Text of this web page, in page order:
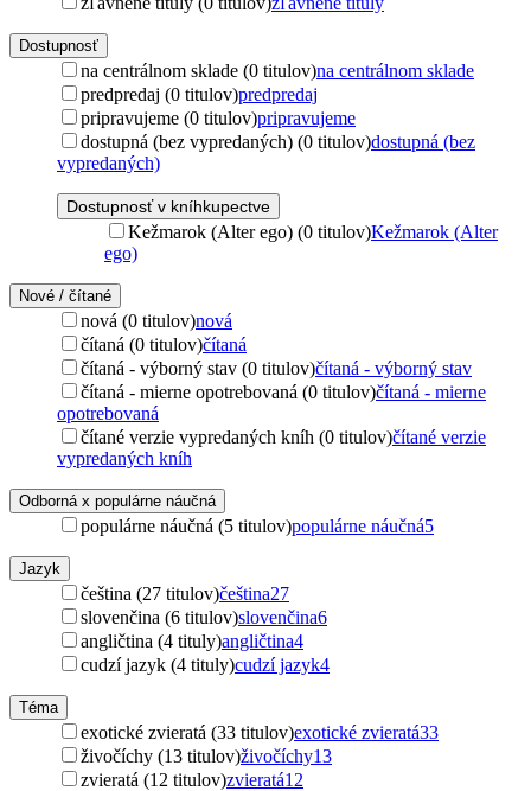
Dostupnosť
na centrálnom sklade (0 titulov)na centrálnom sklade
predpredaj (0 titulov)predpredaj
pripravujeme (0 titulov)pripravujeme
dostupná (bez vypredaných) (0 titulov)dostupná (bez
vypredaných)
Dostupnosť v kníhkupectve
Kežmarok (Alter ego) (0 titulov)Kežmarok (Alter
ego)
Nové / čítané
nová (0 titulov)nová
čítaná (0 titulov)čítaná
čítaná - výborný stav (0 titulov)čítaná - výborný stav
čítaná - mierne opotrebovaná (0 titulov)čítaná - mierne
opotrebovaná
čítané verzie vypredaných kníh (0 titulov)čítané verzie
vypredaných kníh
Odborná x populárne náučná
populárne náučná (5 titulov)populárne náučná5
Jazyk
čeština (27 titulov)čeština27
slovenčina (6 titulov)slovenčina6
angličtina (4 tituly)angličtina4
cudzí jazyk (4 tituly)cudzí jazyk4
Téma
exotické zvieratá (33 titulov)exotické zvieratá33
živočíchy (13 titulov)živočíchy13
zvieratá (12 titulov)zvieratá12